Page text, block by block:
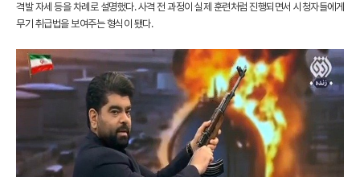
격발 자세 등을 차례로 설명했다. 사격 전 과정이 실제 훈련처럼 진행되면서 시청자들에게
무기 취급법을 보여주는 형식이 됐다.